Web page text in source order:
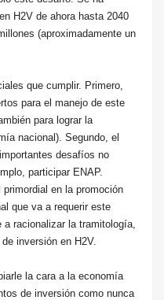
H2V de ahora hasta 2040
(aproximadamente un
que cumplir. Primero,
para el manejo de este
para lograr la
nacional). Segundo, el
desafíos no
participar ENAP.
en la promoción
que va a requerir este
racionalizar la tramitología,
inversión en H2V.
la cara a la economía
de inversión como nunca